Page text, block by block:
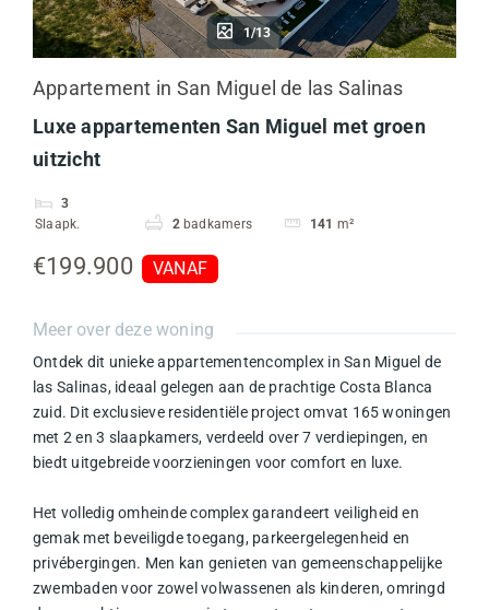
1/13
Appartement in San Miguel de las Salinas
Luxe appartementen San Miguel met groen
uitzicht
3
Slaapk.
2 badkamers 141 m²
€199.900 VANAF
Meer over deze woning
Ontdek dit unieke appartementencomplex in San Miguel de
las Salinas, ideaal gelegen aan de prachtige Costa Blanca
zuid. Dit exclusieve residentiële project omvat 165 woningen
met 2 en 3 slaapkamers, verdeeld over 7 verdiepingen, en
biedt uitgebreide voorzieningen voor comfort en luxe.
Het volledig omheinde complex garandeert veiligheid en
gemak met beveiligde toegang, parkeergelegenheid en
privébergingen. Men kan genieten van gemeenschappelijke
zwembaden voor zowel volwassenen als kinderen, omringd